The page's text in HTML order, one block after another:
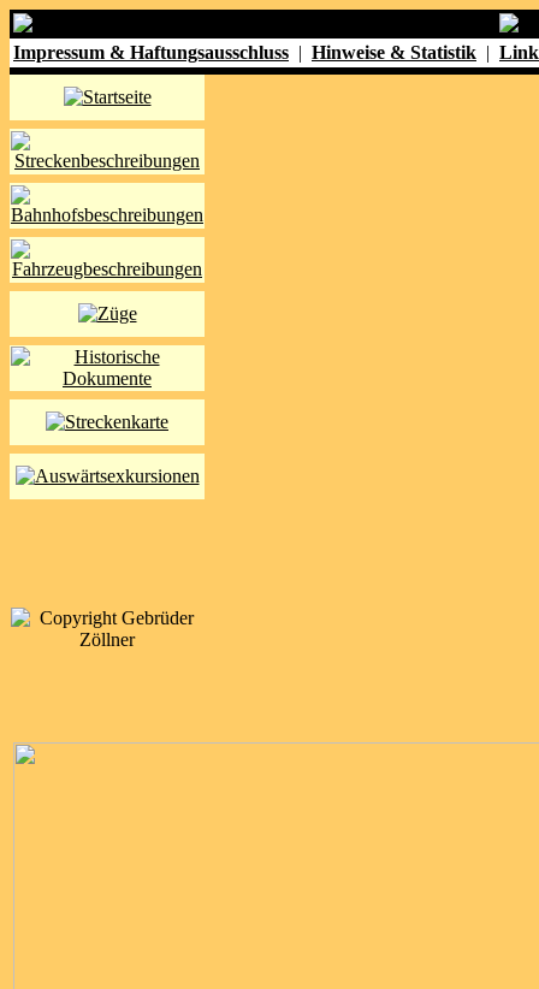
Impressum & Haftungsausschluss | Hinweise & Statistik |